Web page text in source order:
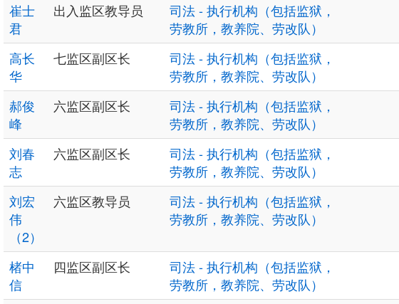
崔士
君
出入监区教导员
司法 - 执行机构（包括监狱，
劳教所，教养院、劳改队）
高长
华
七监区副区长
司法 - 执行机构（包括监狱，
劳教所，教养院、劳改队）
郝俊
峰
六监区副区长
司法 - 执行机构（包括监狱，
劳教所，教养院、劳改队）
刘春
志
六监区副区长
司法 - 执行机构（包括监狱，
劳教所，教养院、劳改队）
刘宏
伟
（2）
六监区教导员
司法 - 执行机构（包括监狱，
劳教所，教养院、劳改队）
楮中
信
四监区副区长
司法 - 执行机构（包括监狱，
劳教所，教养院、劳改队）